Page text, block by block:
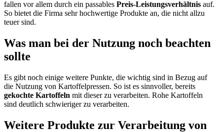
fallen vor allem durch ein passables Preis-Leistungsverhältnis auf.
So bietet die Firma sehr hochwertige Produkte an, die nicht allzu
teuer sind.
Was man bei der Nutzung noch beachten
sollte
Es gibt noch einige weitere Punkte, die wichtig sind in Bezug auf
die Nutzung von Kartoffelpressen. So ist es sinnvoller, bereits
gekochte Kartoffeln mit dieser zu verarbeiten. Rohe Kartoffeln
sind deutlich schwieriger zu verarbeiten.
Weitere Produkte zur Verarbeitung von